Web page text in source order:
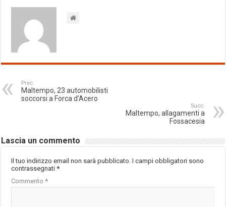
Prec.
Maltempo, 23 automobilisti
soccorsi a Forca d’Acero
Succ.
Maltempo, allagamenti a
Fossacesia
Lascia un commento
Il tuo indirizzo email non sarà pubblicato. I campi obbligatori sono
contrassegnati*
Commento*